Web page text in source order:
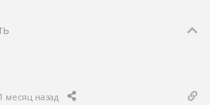
1 месяц назад